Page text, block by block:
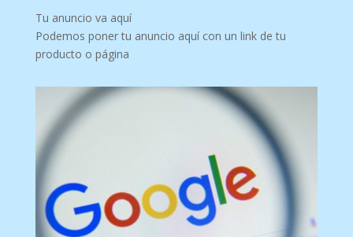
Tu anuncio va aquí
Podemos poner tu anuncio aquí con un link de tu
producto o página